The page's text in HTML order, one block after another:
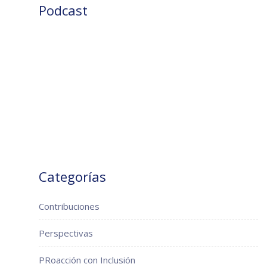
Podcast
Categorías
Contribuciones
Perspectivas
PRoacción con Inclusión